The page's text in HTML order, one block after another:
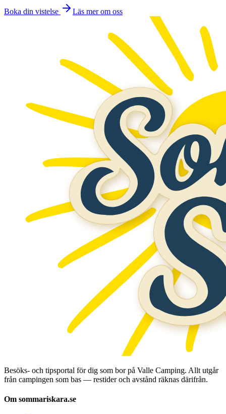
Boka din vistelse Läs mer om oss
Besöks- och tipsportal för dig som bor på Valle Camping. Allt utgår
från campingen som bas — restider och avstånd räknas därifrån.
Om sommariskara.se